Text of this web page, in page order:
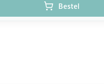
Bestel